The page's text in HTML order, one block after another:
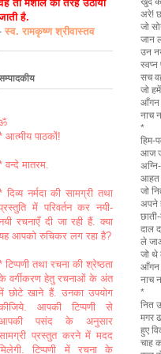
अरे!
जो
जान
उन
स्वप्न
सच
जो
आँगन
नाच
*
हिम-
आज
आहत
जो
अपने
दाल
ले
जो थे
आँगन
नाच
*
नित
मगर
हुए
चाह
तो मशाल की तरह उठायी
है.
स्व. रामकृष्ण श्रीवास्तव
आत्मीय पाठकों!
वन्दे मातरम.
दिव्य नर्मदा की सामग्री तथा
में परिवर्तन कर नयी-
रचनाएँ दी जा रही हैं. क्या
आपको रुचिकर लग रहा है?
टिप्पणी तथा रचना की श्रेष्ठता
वर्गीकरण हेतु रचनाओं के अंत
छोटे खाने हैं. उनका उपयोग
आपकी टिप्पणी से
पसंद के अनुसार
प्रस्तुत करने में मदद
टिप्पणी में रचना के